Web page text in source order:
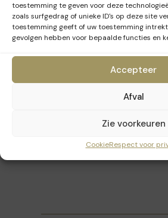
toestemming te geven voor deze
zoals surfgedrag of unieke ID's op deze site
toestemming geeft of uw toestemming
gevolgen hebben voor bepaalde functies en
Accepteer
Afval
Zie voorkeuren
CookieRespect voor
Zondag 15
Taal
NL 9u30